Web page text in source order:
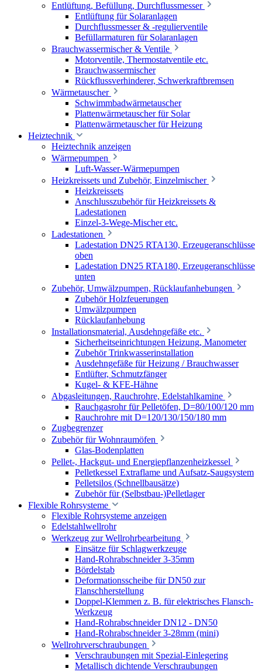
Entlüftung, Befüllung, Durchflussmesser
Entlüftung für Solaranlagen
Durchflussmesser & -regulierventile
Befüllarmaturen für Solaranlagen
Brauchwassermischer & Ventile
Motorventile, Thermostatventile etc.
Brauchwassermischer
Rückflussverhinderer, Schwerkraftbremsen
Wärmetauscher
Schwimmbadwärmetauscher
Plattenwärmetauscher für Solar
Plattenwärmetauscher für Heizung
Heiztechnik
Heiztechnik anzeigen
Wärmepumpen
Luft-Wasser-Wärmepumpen
Heizkreissets und Zubehör, Einzelmischer
Heizkreissets
Anschlusszubehör für Heizkreissets &
Ladestationen
Einzel-3-Wege-Mischer etc.
Ladestationen
Ladestation DN25 RTA130, Erzeugeranschlüsse
oben
Ladestation DN25 RTA180, Erzeugeranschlüsse
unten
Zubehör, Umwälzpumpen, Rücklaufanhebungen
Zubehör Holzfeuerungen
Umwälzpumpen
Rücklaufanhebung
Installationsmaterial, Ausdehngefäße etc.
Sicherheitseinrichtungen Heizung, Manometer
Zubehör Trinkwasserinstallation
Ausdehngefäße für Heizung / Brauchwasser
Entlüfter, Schmutzfänger
Kugel- & KFE-Hähne
Abgasleitungen, Rauchrohre, Edelstahlkamine
Rauchgasrohr für Pelletöfen, D=80/100/120 mm
Rauchrohre mit D=120/130/150/180 mm
Zugbegrenzer
Zubehör für Wohnraumöfen
Glas-Bodenplatten
Pellet-, Hackgut- und Energiepflanzenheizkessel
Pelletkessel Extraflame und Aufsatz-Saugsystem
Pelletsilos (Schnellbausätze)
Zubehör für (Selbstbau-)Pelletlager
Flexible Rohrsysteme
Flexible Rohrsysteme anzeigen
Edelstahlwellrohr
Werkzeug zur Wellrohrbearbeitung
Einsätze für Schlagwerkzeuge
Hand-Rohrabschneider 3-35mm
Bördelstab
Deformationsscheibe für DN50 zur
Flanschherstellung
Doppel-Klemmen z. B. für elektrisches Flansch-
Werkzeug
Hand-Rohrabschneider DN12 - DN50
Hand-Rohrabschneider 3-28mm (mini)
Wellrohrverschraubungen
Verschraubungen mit Spezial-Einlegering
Metallisch dichtende Verschraubungen